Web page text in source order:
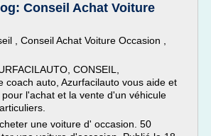
Conseil Achat Voiture
, Conseil Achat Voiture Occasion ,
CONSEIL,
coach auto, Azurfacilauto vous aide et
l'achat et la vente d'un véhicule
une voiture d' occasion. 50